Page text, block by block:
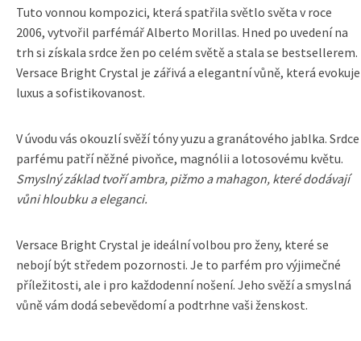
Tuto vonnou kompozici, která spatřila světlo světa v roce
2006, vytvořil parfémář Alberto Morillas. Hned po uvedení na
trh si získala srdce žen po celém světě a stala se bestsellerem.
Versace Bright Crystal je zářivá a elegantní vůně, která evokuje
luxus a sofistikovanost.
V úvodu vás okouzlí svěží tóny yuzu a granátového jablka. Srdce
parfému patří něžné pivoňce, magnólii a lotosovému květu.
Smyslný základ tvoří ambra, pižmo a mahagon, které dodávají
vůni hloubku a eleganci.
Versace Bright Crystal je ideální volbou pro ženy, které se
nebojí být středem pozornosti. Je to parfém pro výjimečné
příležitosti, ale i pro každodenní nošení. Jeho svěží a smyslná
vůně vám dodá sebevědomí a podtrhne vaši ženskost.